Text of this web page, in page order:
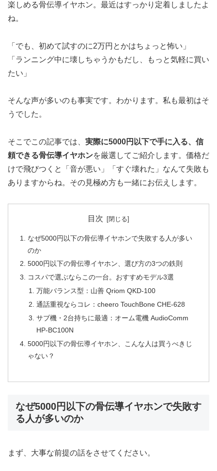
楽しめる骨伝導イヤホン。最近はすっかり定着しましたよ
ね。
「でも、初めて試すのに2万円とかはちょっと怖い」
「ランニング中に壊しちゃうかもだし、もっと気軽に買い
たい」
そんな声が多いのも事実です。わかります。私も最初はそ
うでした。
そこでこの記事では、 実際に5000円以下で手に入る、信
頼できる骨伝導イヤホンを厳選してご紹介します。価格だ
けで飛びつくと「音が悪い」「すぐ壊れた」なんて失敗も
ありますからね。その見極め方も一緒にお伝えします。
目次
なぜ5000円以下の骨伝導イヤホンで失敗する人が多い
のか
5000円以下の骨伝導イヤホン、選び方の3つの鉄則
コスパで選ぶならこの一台。おすすめモデル3選
万能バランス型：山善 Qriom QKD-100
通話重視ならコレ：cheero TouchBone CHE-628
サブ機・2台持ちに最適：オーム電機 AudioComm
HP-BC100N
5000円以下の骨伝導イヤホン、こんな人は買うべきじ
ゃない？
なぜ5000円以下の骨伝導イヤホンで失敗す
る人が多いのか
まず、大事な前提の話をさせてください。